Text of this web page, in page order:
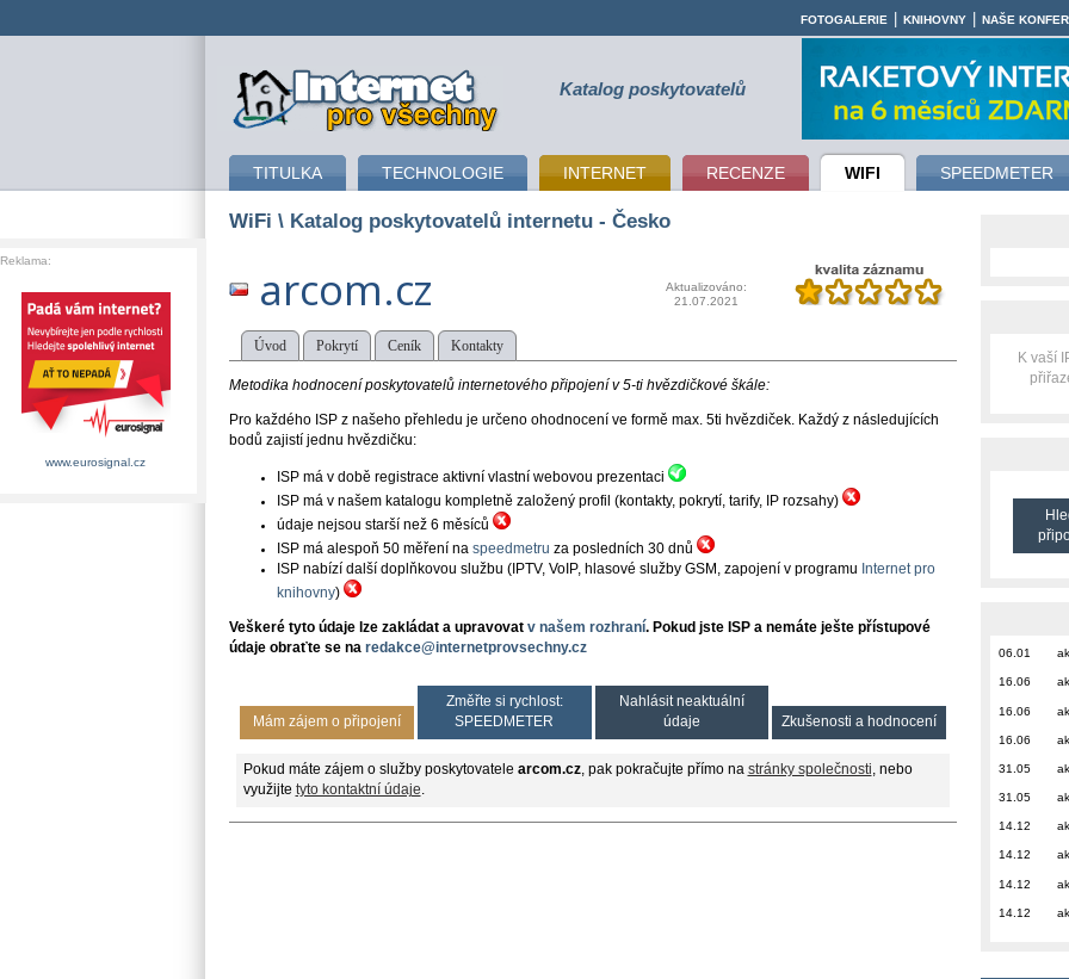
připojení k internetu Katalog poskytovatelů
TITULKA TECHNOLOGIE INTERNET RECENZE WIFI SPEEDMETER
FOTOGALERIE KNIHOVNY NAŠE
WiFi \ Katalog poskytovatelů internetu - Česko
arcom.cz
Aktualizováno:
21.07.2021
Úvod Pokrytí Ceník Kontakty
Metodika hodnocení poskytovatelů internetového připojení v 5-ti hvězdičkové škále:
Pro každého ISP z našeho přehledu je určeno ohodnocení ve formě max. 5ti hvězdiček. Každý z následujících
bodů zajistí jednu hvězdičku:
ISP má v době registrace aktivní vlastní webovou prezentaci
ISP má v našem katalogu kompletně založený profil (kontakty, pokrytí, tarify, IP rozsahy)
údaje nejsou starší než 6 měsíců
ISP má alespoň 50 měření na speedmetru za posledních 30 dnů
ISP nabízí další doplňkovou službu (IPTV, VoIP, hlasové služby GSM, zapojení v programu Internet pro
knihovny)
Veškeré tyto údaje lze zakládat a upravovat v našem rozhraní. Pokud jste ISP a nemáte ješte přístupové
údaje obraťte se na redakce@internetprovsechny.cz
Mám zájem o připojení
Změřte si rychlost:
SPEEDMETER
Nahlásit neaktuální
údaje
Zkušenosti a hodnocení
Pokud máte zájem o služby poskytovatele arcom.cz, pak pokračujte přímo na stránky společnosti , nebo
využijte tyto kontaktní údaje
K vaší
06.01
16.06
16.06
16.06
31.05
31.05
14.12
14.12
14.12
14.12
Reklama:
www.eurosignal.cz